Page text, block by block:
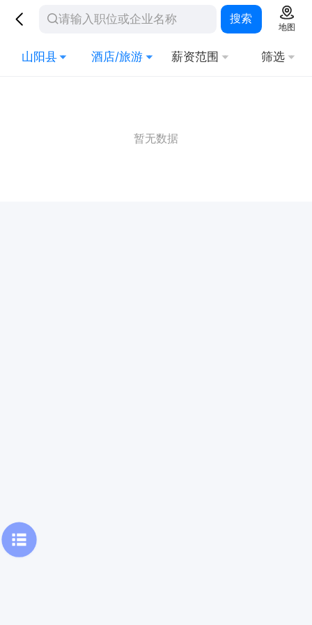
搜索
地图
山阳县 酒店/旅游 薪资范围 筛选
暂无数据